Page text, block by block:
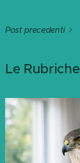
Post precedenti
Le Rubriche